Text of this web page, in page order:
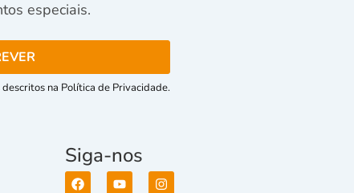
especiais.
na Política de Privacidade.
Siga-nos